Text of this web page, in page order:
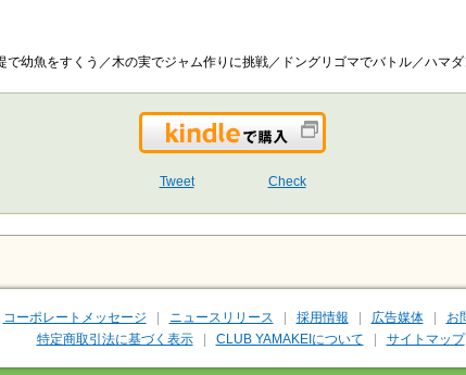
で幼魚をすくう／木の実でジャム作りに挑戦／ドングリゴマでバトル／ハマ
Kindleで購入
Tweet Check
コーポレートメッセージ ニュースリリース 採用情報 広告媒体 お
特定商取引法に基づく表示
CLUB YAMAKEIについて サイトマップ